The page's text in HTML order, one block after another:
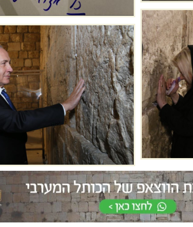
חלאקה בכותל
המערבי
את הטקס יערוך מדריך מקצועי
אשר יפגוש את המשפחה
בשערי הכותל
וילווה אתכם במהלך הארוע.
שלח פתק
לכותל
רוצים לשים פתק
באפשרותכם
אישי?
אנחנו כאן לסייע